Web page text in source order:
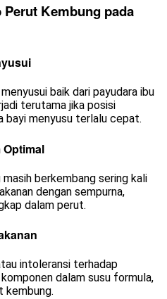
Perut Kembung pada
baik dari payudara ibu
terutama jika posisi
bayi menyusu terlalu cepat.
berkembang sering kali
dengan sempurna,
dalam perut.
intoleransi terhadap
dalam susu formula,
kembung.